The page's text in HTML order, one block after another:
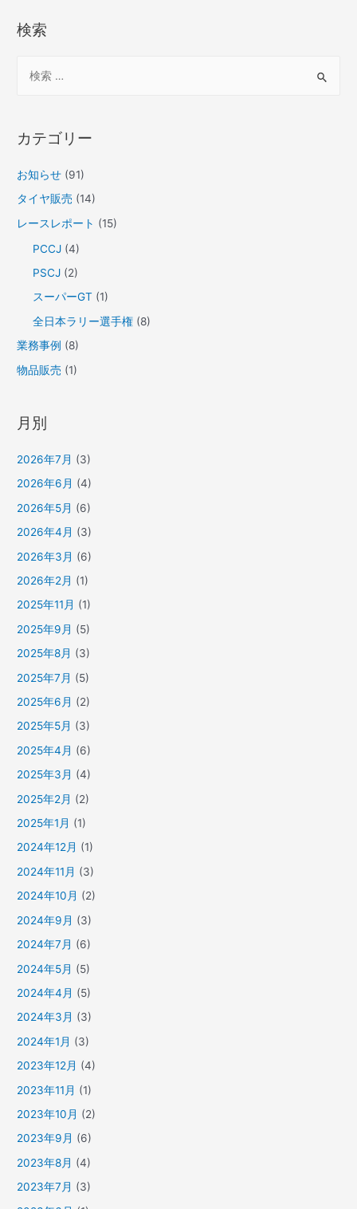
ピ
イ
イ
ヤ
サ
い
検索
象
カテゴリー
お知らせ (91)
タイヤ販売 (14)
レースレポート (15)
PCCJ (4)
PSCJ (2)
スーパーGT (1)
全日本ラリー選手権 (8)
業務事例 (8)
物品販売 (1)
月別
2026年7月 (3)
2026年6月 (4)
2026年5月 (6)
2026年4月 (3)
2026年3月 (6)
2026年2月 (1)
2025年11月 (1)
2025年9月 (5)
2025年8月 (3)
2025年7月 (5)
2025年6月 (2)
2025年5月 (3)
2025年4月 (6)
2025年3月 (4)
2025年2月 (2)
2025年1月 (1)
2024年12月 (1)
2024年11月 (3)
2024年10月 (2)
2024年9月 (3)
2024年7月 (6)
2024年5月 (5)
2024年4月 (5)
2024年3月 (3)
2024年1月 (3)
2023年12月 (4)
2023年11月 (1)
2023年10月 (2)
2023年9月 (6)
2023年8月 (4)
2023年7月 (3)